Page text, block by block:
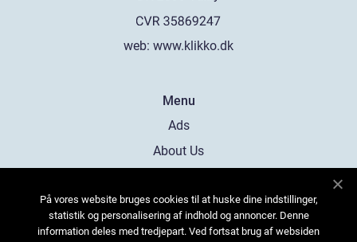
web: www.klikko.dk
Menu
Ads
About Us
Contact
Sitemap
På vores website bruges cookies til at huske dine indstillinger,
statistik og personalisering af indhold og annoncer. Denne
information deles med tredjepart. Ved fortsat brug af websiden